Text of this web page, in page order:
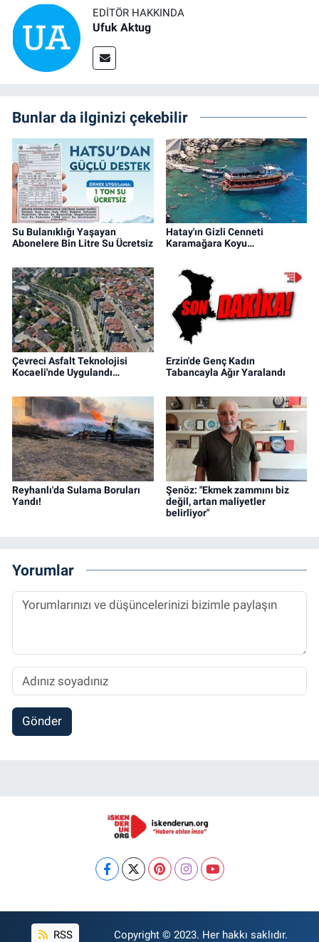
EDITÖR HAKKINDA
Ufuk Aktug
Bunlar da ilginizi çekebilir
Su Bulanıklığı Yaşayan
Abonelere Bin Litre Su Ücretsiz
Hatay'ın Gizli Cenneti
Karamağara Koyu…
Çevreci Asfalt Teknolojisi
Kocaeli'nde Uygulandı…
Erzin'de Genç Kadın
Tabancayla Ağır Yaralandı
Reyhanlı'da Sulama Boruları
Yandı!
Şenöz: "Ekmek zammını biz
değil, artan maliyetler
belirliyor"
Yorumlar
Gönder
RSS Copyright © 2023. Her hakkı saklıdır.